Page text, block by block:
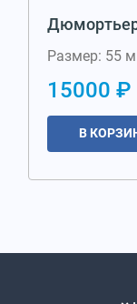
Размер: 55
15000 ₽
В